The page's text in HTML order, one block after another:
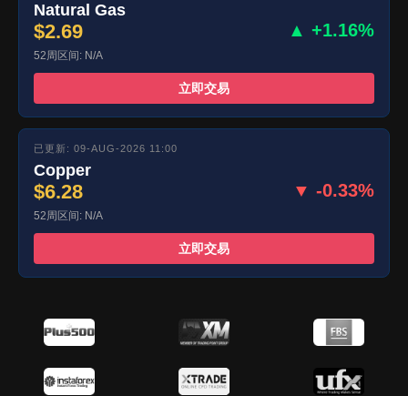
Natural Gas
$2.69 ▲ +1.16%
52周区间: N/A
立即交易
已更新: 09-AUG-2026 11:00
Copper
$6.28 ▼ -0.33%
52周区间: N/A
立即交易